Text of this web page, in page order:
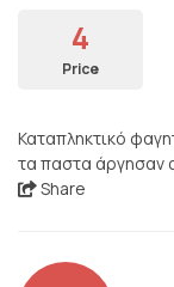
4
Price
Καταπληκτικό
τα παστα άργησαν
Share